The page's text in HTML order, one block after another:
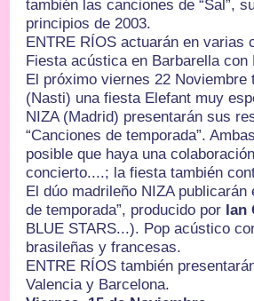
también las canciones de “Sal”,
principios de 2003.
ENTRE RÍOS actuarán en varias
Fiesta acústica en Barbarella
El próximo viernes 22
(Nasti) una fiesta Elefant muy
NIZA (Madrid) presentarán sus
“Canciones de temporada”.
posible que haya una
concierto....; la fiesta también
El dúo madrileño NIZA
de temporada”, producido por Ian
BLUE STARS...). Pop acústico
brasileñas y francesas.
ENTRE RÍOS también
Valencia y Barcelona.